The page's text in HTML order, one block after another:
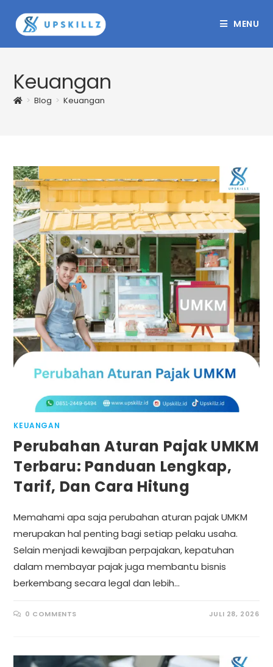
content
MENU
Keuangan
> Blog > Keuangan
KEUANGAN
Perubahan Aturan Pajak UMKM
Terbaru: Panduan Lengkap,
Tarif, Dan Cara Hitung
Memahami apa saja perubahan aturan pajak UMKM
merupakan hal penting bagi setiap pelaku usaha.
Selain menjadi kewajiban perpajakan, kepatuhan
dalam membayar pajak juga membantu bisnis
berkembang secara legal dan lebih…
0 COMMENTS JULI 28, 2026